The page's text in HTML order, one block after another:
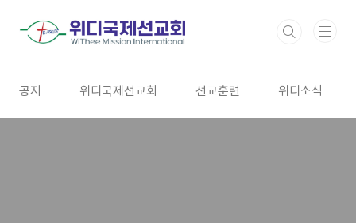
공지 위디국제선교회 선교훈련 위디소식